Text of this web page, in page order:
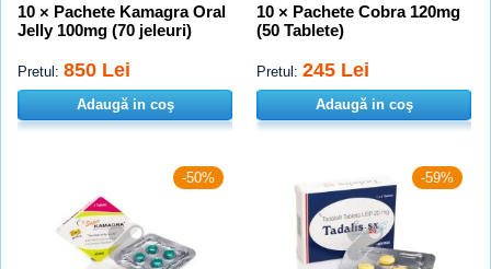
10 × Pachete Kamagra Oral
Jelly 100mg (70 jeleuri)
Pretul: 850 Lei
Adaugă in coş
10 × Pachete Cobra 120mg
(50 Tablete)
Pretul: 245 Lei
Adaugă in coş
-50% -59%